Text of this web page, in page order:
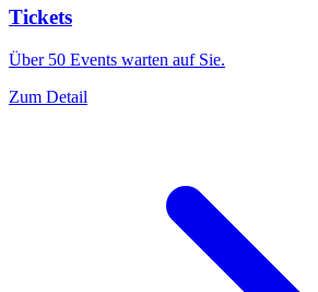
Tickets
Über 50 Events warten auf Sie.
Zum Detail